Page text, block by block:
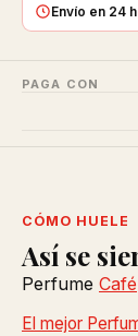
Envío en 24
PAGA CON
CÓMO HUELE
Así se
Perfume Café
El mejor